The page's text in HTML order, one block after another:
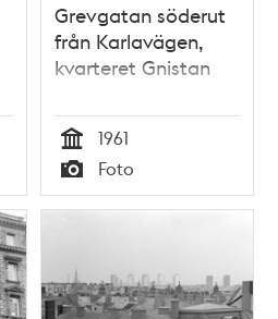
Grevgatan söderut
från Karlavägen,
kvarteret Gnistan
Tid
1961
Typ
Foto